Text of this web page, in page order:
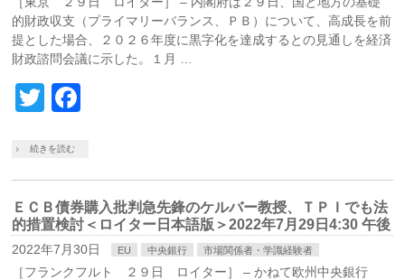
的財政収支（プライマリーバランス、ＰＢ）について、高成長を前
提とした場合、２０２６年度に黒字化を達成するとの見通しを経済
財政諮問会議に示した。１月 …
Twitter
続きを読む
ＥＣＢ債券購入批判急先鋒のケルバー教授、ＴＰＩでも法
的措置検討＜ロイター日本語版＞2022年7月29日4:30 午後
2022年7月30日 EU 中央銀行 市場関係者・学識経験者
［フランクフルト ２９日 ロイター］ – かねて欧州中央銀行